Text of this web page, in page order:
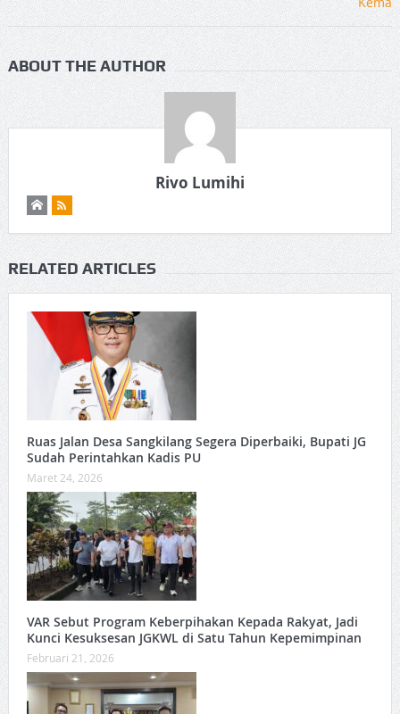
ABOUT THE AUTHOR
Rivo Lumihi
RELATED ARTICLES
Ruas Jalan Desa Sangkilang Segera Diperbaiki, Bupati JG
Sudah Perintahkan Kadis PU
Maret 24, 2026
VAR Sebut Program Keberpihakan Kepada Rakyat, Jadi
Kunci Kesuksesan JGKWL di Satu Tahun Kepemimpinan
Februari 21, 2026